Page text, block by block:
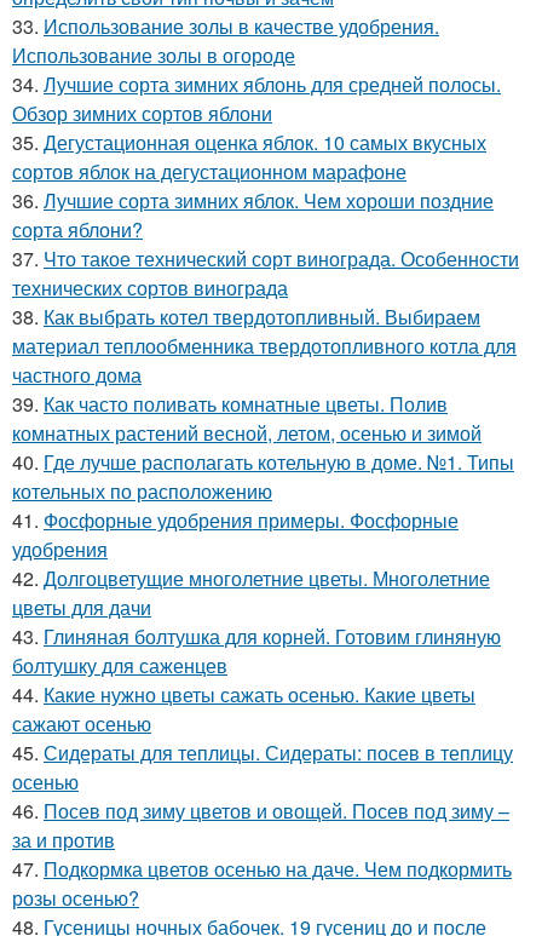
33. Использование золы в качестве удобрения.
Использование золы в огороде
34. Лучшие сорта зимних яблонь для средней полосы.
Обзор зимних сортов яблони
35. Дегустационная оценка яблок. 10 самых вкусных
сортов яблок на дегустационном марафоне
36. Лучшие сорта зимних яблок. Чем хороши поздние
сорта яблони?
37. Что такое технический сорт винограда. Особенности
технических сортов винограда
38. Как выбрать котел твердотопливный. Выбираем
материал теплообменника твердотопливного котла для
частного дома
39. Как часто поливать комнатные цветы. Полив
комнатных растений весной, летом, осенью и зимой
40. Где лучше располагать котельную в доме. №1. Типы
котельных по расположению
41. Фосфорные удобрения примеры. Фосфорные
удобрения
42. Долгоцветущие многолетние цветы. Многолетние
цветы для дачи
43. Глиняная болтушка для корней. Готовим глиняную
болтушку для саженцев
44. Какие нужно цветы сажать осенью. Какие цветы
сажают осенью
45. Сидераты для теплицы. Сидераты: посев в теплицу
осенью
46. Посев под зиму цветов и овощей. Посев под зиму –
за и против
47. Подкормка цветов осенью на даче. Чем подкормить
розы осенью?
48. Гусеницы ночных бабочек. 19 гусениц до и после